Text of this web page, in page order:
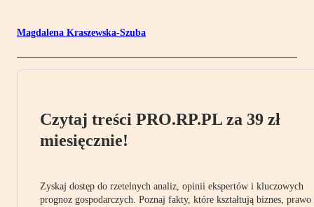
Magdalena Kraszewska-Szuba
Czytaj treści PRO.RP.PL za 39 zł
miesięcznie!
Zyskaj dostęp do rzetelnych analiz, opinii ekspertów i kluczowych
prognoz gospodarczych. Poznaj fakty, które kształtują biznes, prawo